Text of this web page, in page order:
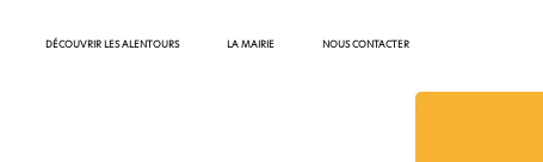
DÉCOUVRIR LES ALENTOURS LA MAIRIE NOUS CONTACTER